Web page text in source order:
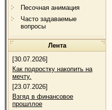
Песочная анимация
Часто задаваемые
вопросы
Лента
[30.07.2026]
Как подростку накопить на
мечту.
[23.07.2026]
Взгяд в финансовое
прошллое